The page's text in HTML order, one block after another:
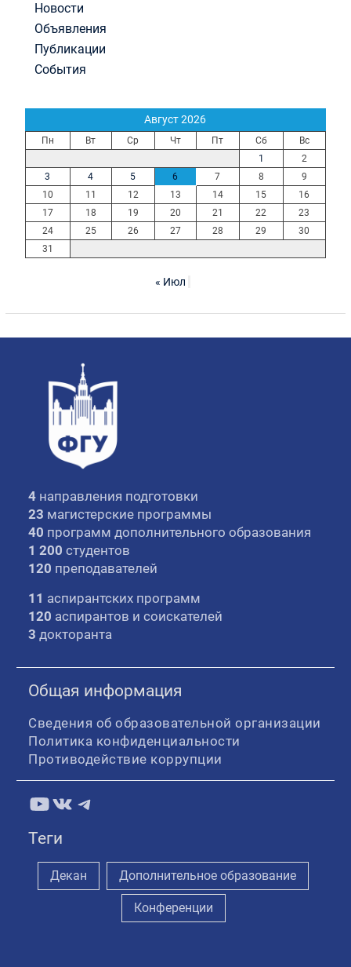
Новости
Объявления
Публикации
События
Август 2026
Пн Вт Ср Чт Пт Сб
Вс
1
2
3
4 5 6 7 8
9
10
11 12 13 14 15
16
17
18 19 20 21 22
23
24
25 26 27 28 29
30
31
« Июл
4 направления подготовки
23 магистерские программы
40 программ дополнительного образования
1 200 студентов
120 преподавателей
11 аспирантских программ
120 аспирантов и соискателей
3 докторанта
Общая информация
Сведения об образовательной организации
Политика конфиденциальности
Противодействие коррупции
YouTube
ВКонтакте
Telegram
Теги
Декан Дополнительное образование
Конференции